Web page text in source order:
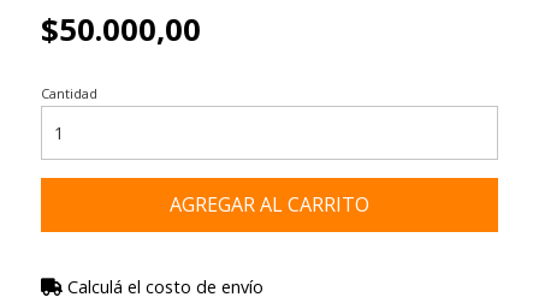
$50.000,00
Cantidad
AGREGAR AL CARRITO
Calculá el costo de envío